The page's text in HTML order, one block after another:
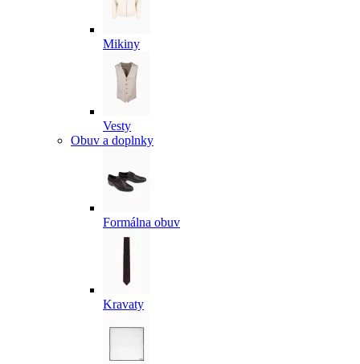
Mikiny
Vesty
Obuv a doplnky
Formálna obuv
Kravaty